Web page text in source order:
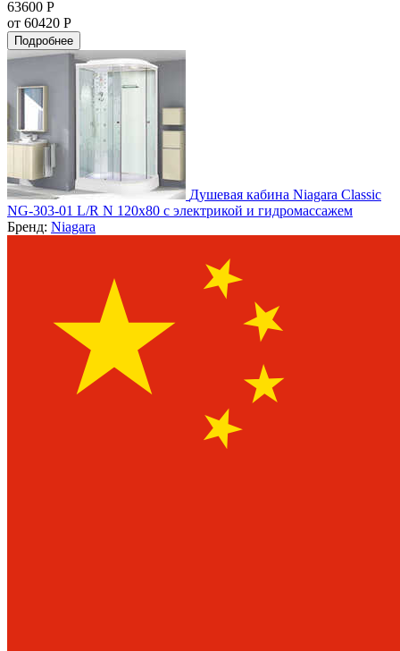
63600 Р
от 60420 Р
Подробнее
Душевая кабина Niagara Classic
NG-303-01 L/R N 120х80 с электрикой и гидромассажем
Бренд: Niagara